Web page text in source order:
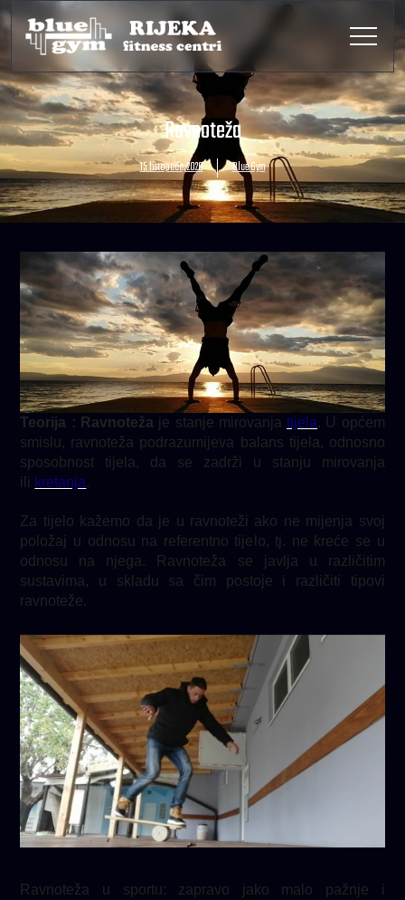
Ravnoteža
15 listopada, 2020 Blue Gym
Teorija : Ravnoteža je stanje mirovanjatijela. U općem
smislu, ravnoteža podrazumijeva balans tijela, odnosno
sposobnost tijela, da se zadrži u stanju mirovanja
ili kretanja.
Za tijelo kažemo da je u ravnoteži ako ne mijenja svoj
položaj u odnosu na referentno tijelo, tj. ne kreće se u
odnosu na njega. Ravnoteža se javlja u različitim
sustavima, u skladu sa čim postoje i različiti tipovi
ravnoteže.
Ravnoteža u sportu: zapravo jako malo pažnje i